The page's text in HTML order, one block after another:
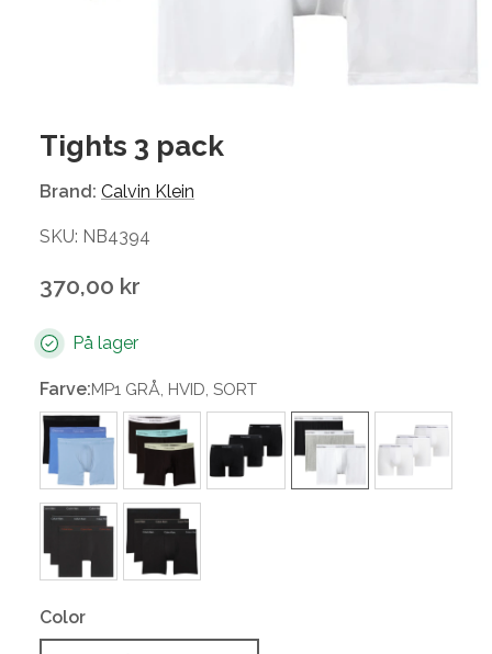
Tights 3 pack
Brand: Calvin Klein
SKU: NB4394
370,00 kr
På lager
Farve:MP1 GRÅ, HVID, SORT
Color